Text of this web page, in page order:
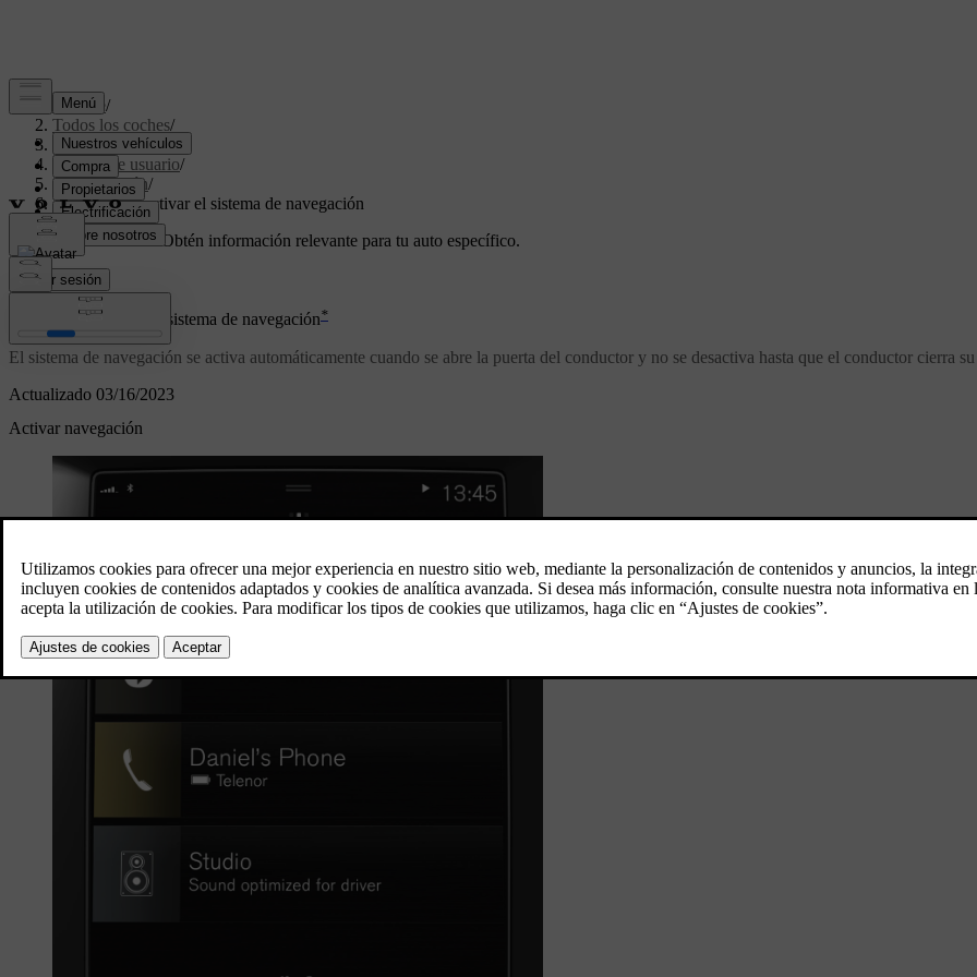
Soporte/
Todos los coches/
XC40 2024/
Manual de usuario/
Navegación/
Activar y desactivar el sistema de navegación
Soporte personalizado Obtén información relevante para tu auto específico.
Iniciar sesión
Actualizado 03/16/2023
Activar y desactivar el sistema de navegación*
El sistema de navegación se activa automáticamente cuando se abre la puerta del conductor y no se desactiva hasta que el conductor cierra
Activar navegación